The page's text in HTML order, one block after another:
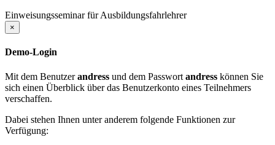
Einweisungsseminar für Ausbildungsfahrlehrer
×
Demo-Login
Mit dem Benutzerandress und dem Passwort andress können Sie
sich einen Überblick über das Benutzerkonto eines Teilnehmers
verschaffen.
Dabei stehen Ihnen unter anderem folgende Funktionen zur
Verfügung: